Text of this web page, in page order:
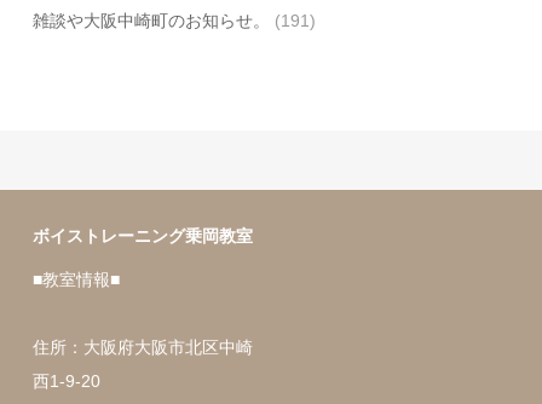
雑談や大阪中崎町のお知らせ。 (191)
ボイストレーニング乗岡教室
■教室情報■
住所：大阪府大阪市北区中崎
西1-9-20